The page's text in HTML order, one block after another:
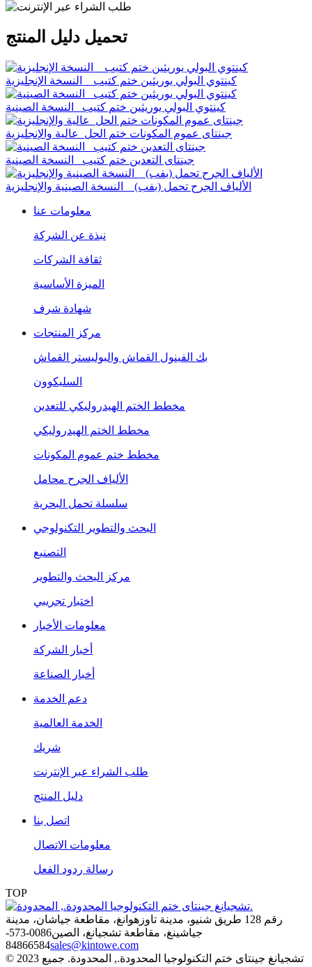
تحميل دليل المنتج
كينتوي البولي يوريثين ختم كتيب _ النسخة الإنجليزية
كينتوي البولي يوريثين ختم كتيب _النسخة الصينية
جينتاى عموم المكونات ختم الحل_عالية والإنجليزية
جينتاى التعدين ختم كتيب _النسخة الصينية
الألياف الجرح تحمل (بفب) _ النسخة الصينية والإنجليزية
معلومات عنا
نبذة عن الشركة
ثقافة الشركات
الميزة الأساسية
شهادة شرف
مركز المنتجات
بك الفينول القماش والبوليستر القماش
السليكوون
مخطط الختم الهيدروليكي للتعدين
مخطط الختم الهيدروليكي
مخطط ختم عموم المكونات
الألياف الجرح محامل
سلسلة تحمل البحرية
البحث والتطوير التكنولوجي
التصنيع
مركز البحث والتطوير
اختبار تجريبي
معلومات الأخبار
أخبار الشركة
أخبار الصناعة
دعم الخدمة
الخدمة العالمية
شريك
طلب الشراء عبر الإنترنت
دليل المنتج
اتصل بنا
معلومات الاتصال
رسالة ردود الفعل
TOP
رقم 128 طريق شنيو، مدينة تاوزهوانغ، مقاطعة جياشان، مدينة
جياشينغ، مقاطعة تشجيانغ، الصين
0086-573-
84866584sales@kintowe.com
© 2023 تشجيانغ جينتاى ختم التكنولوجيا المحدودة., المحدودة. جميع